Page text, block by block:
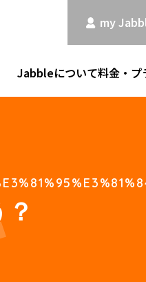
my
Jabbleについて料金・プ